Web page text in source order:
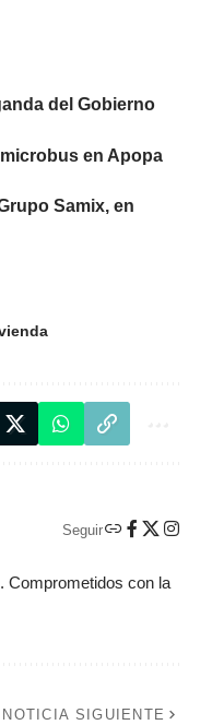
del Gobierno
en Apopa
Samix, en
Seguir
Comprometidos con la
NOTICIA SIGUIENTE